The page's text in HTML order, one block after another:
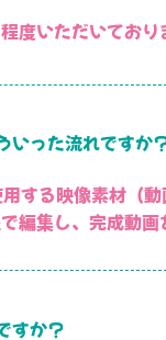
度いただいており
いった流れですか
する映像素材（動
編集し、完成動画
すか？